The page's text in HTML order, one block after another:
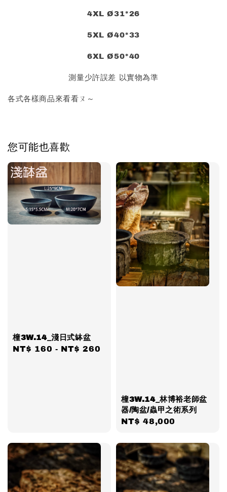
4XL Ø31*26
5XL Ø40*33
6XL Ø50*40
測量少許誤差 以實物為準
各式各樣商品來看看ㄡ～
您可能也喜歡
橦3W.14_淺日式缽盆
Regular
NT$ 160 - NT$ 260
橦3W.14_林博裕老師盆
器/陶盆/蟲甲之術系列
Regular
NT$ 48,000